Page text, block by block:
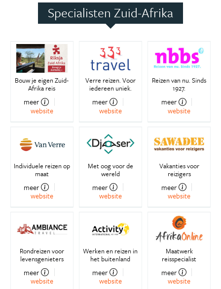
Specialisten Zuid-Afrika
Bouw je eigen Zuid-
Afrika reis
meer
website
Verre reizen. Voor
iedereen uniek.
meer
website
Reizen van nu. Sinds
1927.
meer
website
Individuele reizen op
maat
meer
website
Met oog voor de
wereld
meer
website
Vakanties voor
reizigers
meer
website
Rondreizen voor
levensgenieters
meer
website
Werken en reizen in
het buitenland
meer
website
Maatwerk
reisspecialist
meer
website